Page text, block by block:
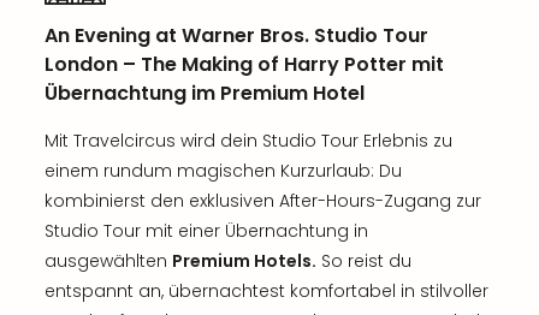
An Evening at Warner Bros. Studio Tour
London – The Making of Harry Potter mit
Übernachtung im Premium Hotel
Mit Travelcircus wird dein Studio Tour Erlebnis zu
einem rundum magischen Kurzurlaub: Du
kombinierst den exklusiven After-Hours-Zugang zur
Studio Tour mit einer Übernachtung in
ausgewählten Premium Hotels. So reist du
entspannt an, übernachtest komfortabel in stilvoller